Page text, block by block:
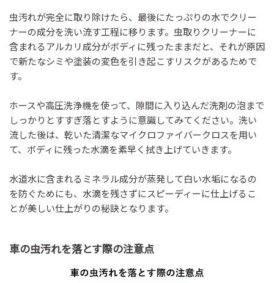
虫汚れが完全に取り除けたら、最後にたっぷりの水でクリー
ナーの成分を洗い流す工程に移ります。虫取りクリーナーに
含まれるアルカリ成分がボディに残ったままだと、それが原因
で新たなシミや塗装の変色を引き起こすリスクがあるためで
す。
ホースや高圧洗浄機を使って、隙間に入り込んだ洗剤の泡まで
しっかりとすすぎ落とすように意識してみてください。洗い
流した後は、乾いた清潔なマイクロファイバークロスを用い
て、ボディに残った水滴を素早く拭き上げていきます。
水道水に含まれるミネラル成分が蒸発して白い水垢になるの
を防ぐためにも、水滴を残さずにスピーディーに仕上げるこ
とが美しい仕上がりの秘訣となります。
車の虫汚れを落とす際の注意点